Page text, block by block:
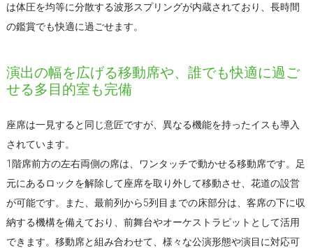
は体圧を均等に分散する波形スプリングが内蔵されており、長時間
の鑑賞でも快適に過ごせます。
演出の幅を広げる移動席や、誰でも快適に過ご
せる多目的室も完備
座席は一見すると同じ意匠ですが、異なる機能を持ったイスも導入
されています。
1階席前方の左右両側の席は、ワンタッチで動かせる移動席です。足
元にあるロックを解除して座席を取り外して移動させ、花道の設営
が可能です。また、最前列から5列目までの床部分は、客席の下に収
納する機構を備えており、前舞台やオーケストラピットとして活用
できます。移動席と組み合わせて、様々な公演形態や演目に対応可